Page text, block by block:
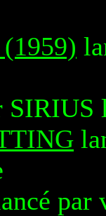
SIRIUS
par